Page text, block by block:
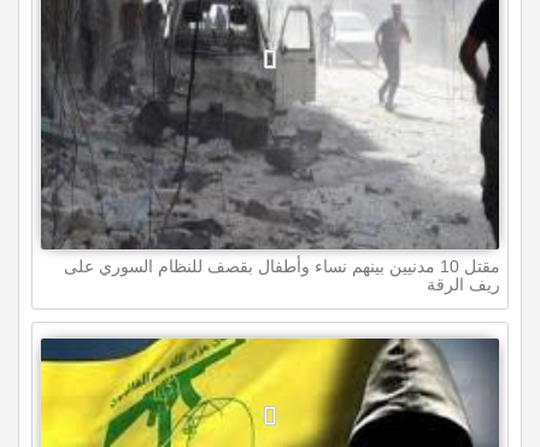
مقتل 10 مدنيين بينهم نساء وأطفال بقصف للنظام السوري على
ريف الرقة